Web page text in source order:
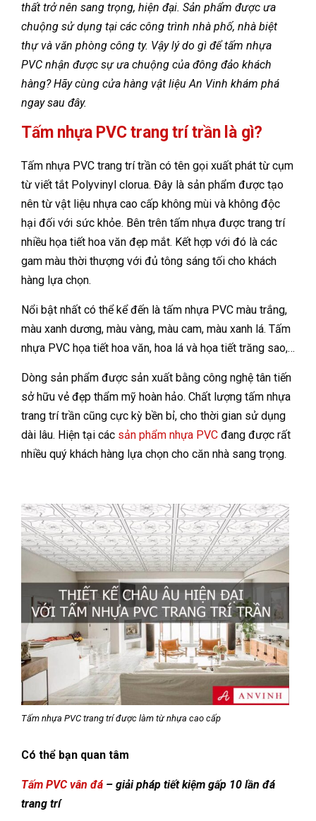
thất trở nên sang trọng, hiện đại. Sản phẩm được ưa
chuộng sử dụng tại các công trình nhà phố, nhà biệt
thự và văn phòng công ty. Vậy lý do gì để tấm nhựa
PVC nhận được sự ưa chuộng của đông đảo khách
hàng? Hãy cùng cửa hàng vật liệu An Vinh khám phá
ngay sau đây.
Tấm nhựa PVC trang trí trần là gì?
Tấm nhựa PVC trang trí trần có tên gọi xuất phát từ cụm
từ viết tắt Polyvinyl clorua. Đây là sản phẩm được tạo
nên từ vật liệu nhựa cao cấp không mùi và không độc
hại đối với sức khỏe. Bên trên tấm nhựa được trang trí
nhiều họa tiết hoa văn đẹp mắt. Kết hợp với đó là các
gam màu thời thượng với đủ tông sáng tối cho khách
hàng lựa chọn.
Nổi bật nhất có thể kể đến là tấm nhựa PVC màu trắng,
màu xanh dương, màu vàng, màu cam, màu xanh lá. Tấm
nhựa PVC họa tiết hoa văn, hoa lá và họa tiết trăng sao,…
Dòng sản phẩm được sản xuất bằng công nghệ tân tiến
sở hữu vẻ đẹp thẩm mỹ hoàn hảo. Chất lượng tấm nhựa
trang trí trần cũng cực kỳ bền bỉ, cho thời gian sử dụng
dài lâu. Hiện tại các sản phẩm nhựa PVC đang được rất
nhiều quý khách hàng lựa chọn cho căn nhà sang trọng.
Tấm nhựa PVC trang trí được làm từ nhựa cao cấp
Có thể bạn quan tâm
Tấm PVC vân đá – giải pháp tiết kiệm gấp 10 lần đá
trang trí